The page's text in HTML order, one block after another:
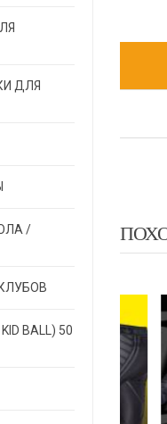
ДЛЯ
/
BALL) 50
EXALT